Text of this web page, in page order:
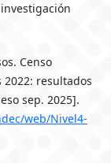
Censo
resultados
sep. 2025].
web/Nivel4-